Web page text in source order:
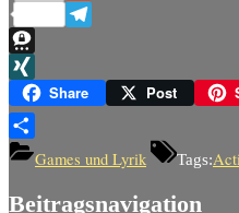
Reddit
Telegram
Threema
XINGShare Post
TeilenGames und Lyrik Tags:
Beitragsnavigation